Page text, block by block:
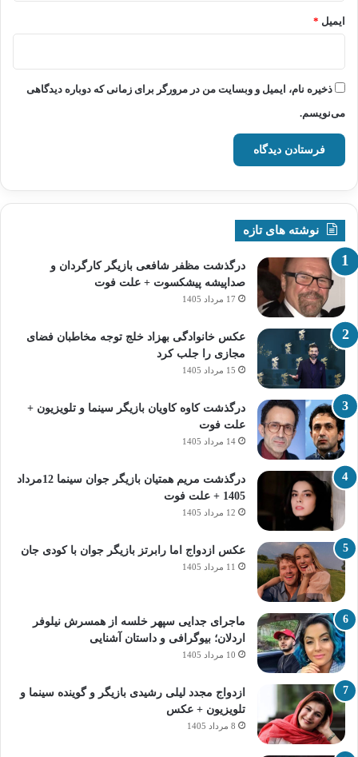
ایمیل *
ذخیره نام، ایمیل و وبسایت من در مرورگر برای زمانی که دوباره دیدگاهی
می‌نویسم.
نوشته های تازه
درگذشت مظفر شافعی بازیگر کارگردان و
صداپیشه پیشکسوت + علت فوت
17 مرداد 1405
عکس خانوادگی بهزاد خلج توجه مخاطبان فضای
مجازی را جلب کرد
15 مرداد 1405
درگذشت کاوه کاویان بازیگر سینما و تلویزیون +
علت فوت
14 مرداد 1405
درگذشت مریم همتیان بازیگر جوان سینما 12مرداد
1405 + علت فوت
12 مرداد 1405
عکس ازدواج اما رابرتز بازیگر جوان با کودی جان
11 مرداد 1405
ماجرای جدایی سپهر خلسه از همسرش نیلوفر
اردلان؛ بیوگرافی و داستان آشنایی
10 مرداد 1405
ازدواج مجدد لیلی رشیدی بازیگر و گوینده سینما و
تلویزیون + عکس
8 مرداد 1405